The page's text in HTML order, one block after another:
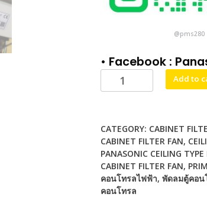
@pms280
• Facebook :
PMV25C.01220
Cabinet
พัดลม
ระบาย
ความ
ร้อน
ใน
Add to
CATEGORY: CABINET
CABINET FILTER FAN,
PANASONIC CEILING TYPE
CABINET FILTER FAN,
คอนโทรลไฟฟ้า, พัดลมตู้คอน
คอนโทรล